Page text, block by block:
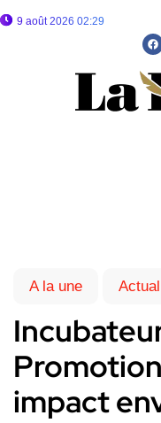
9 août 2026 02:29
A la une
impact